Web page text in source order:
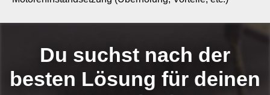
Du suchst nach der
besten Lösung für deinen